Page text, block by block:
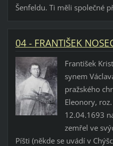
Šenfeldu. Ti měli společné
04 - FRANTIŠEK
František
synem
pražského
Eleonory,
12.04.1693
zemřel ve
Píšti (někde se uvádí v